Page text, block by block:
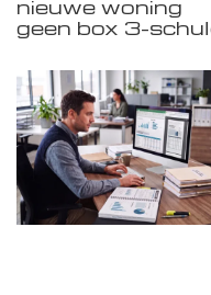
nieuwe woning
geen box 3-